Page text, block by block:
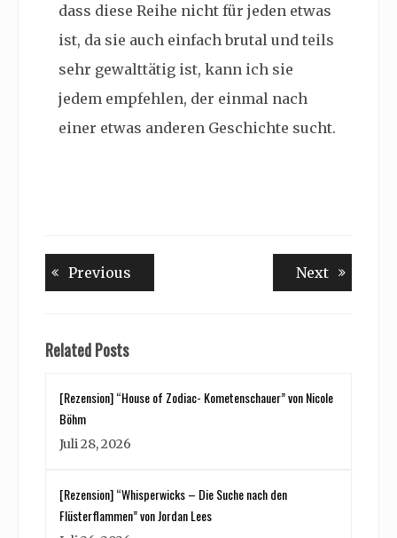
dass diese Reihe nicht für jeden etwas
ist, da sie auch einfach brutal und teils
sehr gewalttätig ist, kann ich sie
jedem empfehlen, der einmal nach
einer etwas anderen Geschichte sucht.
Beitragsnavigation
Previous NextNext
Related Posts
[Rezension] “House of Zodiac- Kometenschauer” von Nicole
Böhm
Juli 28, 2026
[Rezension] “Whisperwicks – Die Suche nach den
Flüsterflammen” von Jordan Lees